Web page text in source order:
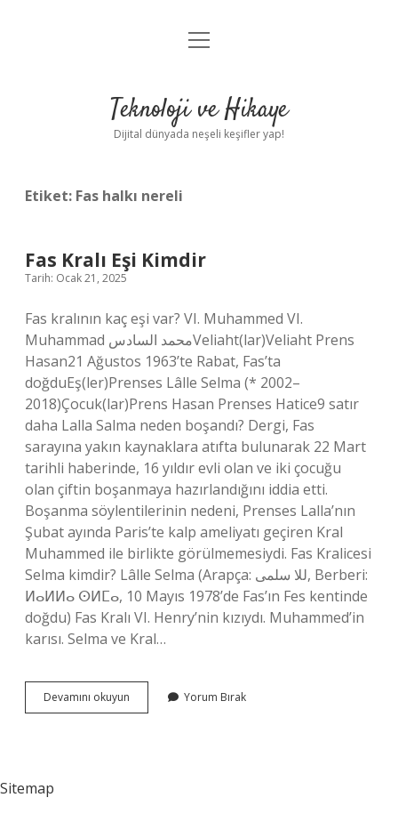
Anasayfa
Yasal Uyarı
menüyü
Teknoloji ve Hikaye
Dijital dünyada neşeli keşifler yap!
Etiket: Fas halkı nereli
Fas Kralı Eşi Kimdir
Tarih: Ocak 21, 2025
Fas kralının kaç eşi var? VI. Muhammed VI.
Muhammad محمد السادسVeliaht(lar)Veliaht Prens
Hasan21 Ağustos 1963’te Rabat, Fas’ta
doğduEş(ler)Prenses Lâlle Selma (* 2002–
2018)Çocuk(lar)Prens Hasan Prenses Hatice9 satır
daha Lalla Salma neden boşandı? Dergi, Fas
sarayına yakın kaynaklara atıfta bulunarak 22 Mart
tarihli haberinde, 16 yıldır evli olan ve iki çocuğu
olan çiftin boşanmaya hazırlandığını iddia etti.
Boşanma söylentilerinin nedeni, Prenses Lalla’nın
Şubat ayında Paris’te kalp ameliyatı geçiren Kral
Muhammed ile birlikte görülmemesiydi. Fas Kralicesi
Selma kimdir? Lâlle Selma (Arapça: للا سلمى‎, Berberi:
ⵍⴰⵍⵍⴰ ⵙⵍⵎⴰ, 10 Mayıs 1978’de Fas’ın Fes kentinde
doğdu) Fas Kralı VI. Henry’nin kızıydı. Muhammed’in
karısı. Selma ve Kral…
Devamını okuyun
Kralı
Yorum Bırak
Sitemap